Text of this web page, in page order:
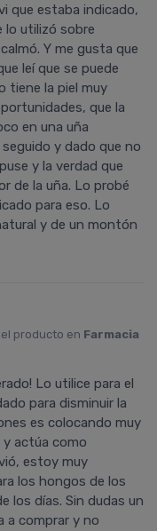
que estaba indicado,
lo utilizó sobre
Y me gusta que
leí­ que se puede
tiene la piel muy
que la
en una uña
y dado que no
y la verdad que
de la uña. Lo probé
para eso. Lo
y de un montón
el producto en Farmacia
Lo utilice para el
para disminuir la
es colocando muy
actúa como
estoy muy
los hongos de los
los dí­as. Sin dudas un
a comprar y no